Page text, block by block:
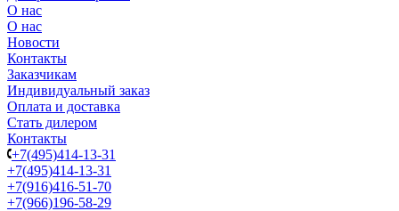
О нас
О нас
Новости
Контакты
Заказчикам
Индивидуальный заказ
Оплата и доставка
Стать дилером
Контакты
+7(495)414-13-31
+7(495)414-13-31
+7(916)416-51-70
+7(966)196-58-29